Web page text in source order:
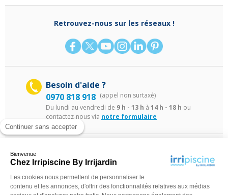
Continuer sans accepter
Bienvenue
Chez Irripiscine By Irrijardin
Les cookies nous permettent de personnaliser le
contenu et les annonces, d'offrir des fonctionnalités relatives aux médias
Retrouvez-nous sur les réseaux !
Besoin d'aide ?
0970 818 918 (appel non surtaxé)
Du lundi au vendredi de 9 h - 13 h à 14 h - 18 h ou
contactez-nous via notre formulaire